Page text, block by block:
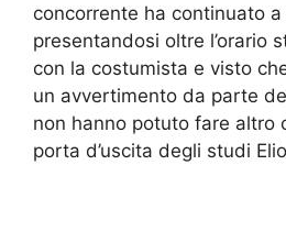
concorrente ha continuato
presentandosi oltre l’orario
con la costumista e visto
un avvertimento da parte
non hanno potuto fare altro
porta d’uscita degli studi